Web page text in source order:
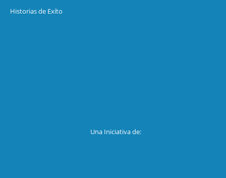
Historias de Exíto
Una Iniciativa de: